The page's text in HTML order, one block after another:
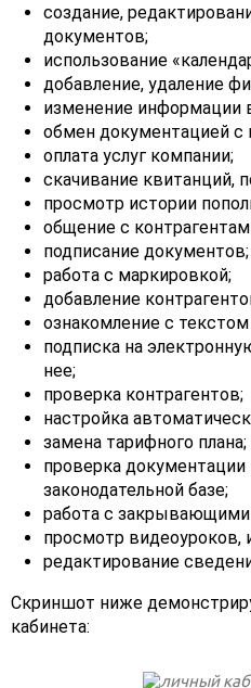
создание,
документов;
использование
добавление, удаление
изменение информации
обмен документацией с
оплата услуг компании;
скачивание квитанций,
просмотр истории
общение с
подписание документов;
работа с маркировкой;
добавление
ознакомление с
подписка на
нее;
проверка контрагентов;
настройка
замена тарифного плана;
проверка документации
законодательной базе;
работа с
просмотр видеоуроков,
редактирование
Скриншот ниже
кабинета: